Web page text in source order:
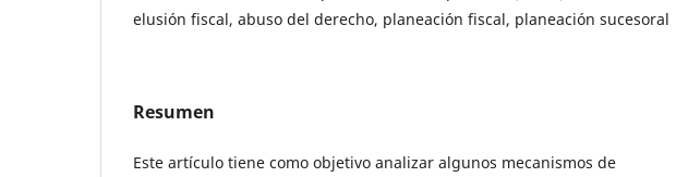
elusión fiscal, abuso del derecho, planeación fiscal, planeación sucesoral
Resumen
Este artículo tiene como objetivo analizar algunos mecanismos de